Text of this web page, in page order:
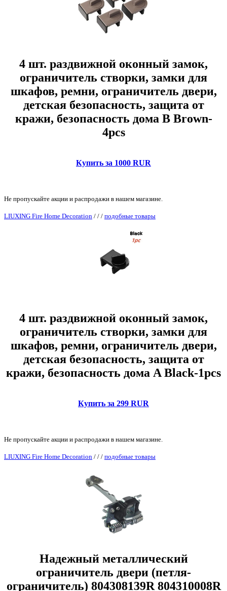
4 шт. раздвижной оконный замок,
ограничитель створки, замки для
шкафов, ремни, ограничитель двери,
детская безопасность, защита от
кражи, безопасность дома B Brown-
4pcs
Купить за 1000 RUR
Не пропускайте акции и распродажи в нашем магазине.
LIUXING Fire Home Decoration / / / подобные товары
4 шт. раздвижной оконный замок,
ограничитель створки, замки для
шкафов, ремни, ограничитель двери,
детская безопасность, защита от
кражи, безопасность дома A Black-1pcs
Купить за 299 RUR
Не пропускайте акции и распродажи в нашем магазине.
LIUXING Fire Home Decoration / / / подобные товары
Надежный металлический
ограничитель двери (петля-
ограничитель) 804308139R 804310008R